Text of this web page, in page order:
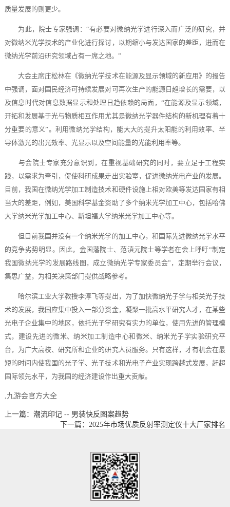
质量发展的则更少。
为此，院士专家强调：“有必要对微纳光学进行深入而广泛的研究，并
对微纳米光学技术的产业化进行探讨，以期缩小与发达国家的差距，进而在
微纳光学前沿研究领域占有一席之地。”
大会主席庄松林在《微纳光学技术在能源及显示领域的新应用》的报告
中强调，面对国民经济可持续发展对可再次生产的能源日趋增长的需要，以
及信息时代对信息数据显示和处理日趋依赖的局面，“在能源及显示领域，
开拓和发展基于光与物质相互作用尤其是微纳光学器件结构的新机理有着十
分重要的意义”。利用微纳光学结构，能大大的提升太阳能的利用效率、半
导体激光的出光效率、光显示以及空间能量的光能利用率等。
与会院士专家充分意识到，在重视基础研究的同时，要立足于工程实
践，以需求为牵引，促使科研成果走出实验室，促进微纳光电产业的发展。
目前，我国在微纳光学加工制造技术和硬件设施上相对欧美等发达国家有相
当大的差距，例如，美国科学基金资助了多个纳米光学加工中心，包括哈佛
大学纳米光学加工中心、斯坦福大学纳米光学加工中心等。
但目前我国并没有一个纳米光学的加工中心，和国际先进微纳光学水平
的竞争劣势明显。因此，金国藩院士、范滇元院士等学者在会上呼吁“制定
我国微纳光学的发展路线图，成立微纳光学专家委员会”，定期举行会议，
集思广益，为相关决策部门提供战略参考。
哈尔滨工业大学教授李淳飞等提出，为了加快微纳光子学与相关光子技
术的发展，我国应集中投入一部分资金，凝聚一批高水平研究人才，在某些
光电子企业集中的地区，依托光子学研究有实力的单位，使用先进的管理模
式，建设先进的微米、纳米加工制造中心和微米、纳米光子学实验研究平
台，为广大高校、研究所和企业的研究人员服务。只有这样，才有机会在最
短的时间内使我国的光子学、光子技术和光电子产业实现跨越式发展，赶超
国际领先水平，为我国的经济建设作出重大贡献。
,九游会官方大全
上一篇：潮流印记 -- 男装快反图案趋势
下一篇：2025年市场优质反射率测定仪十大厂家排名